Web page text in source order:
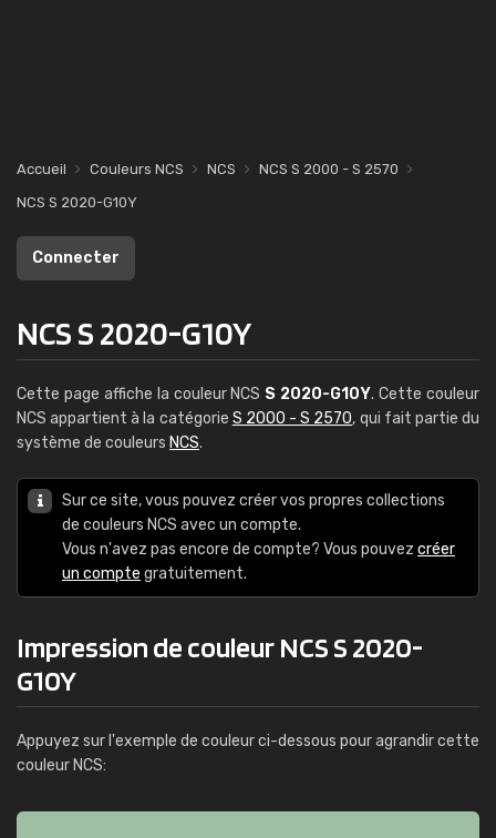
Accueil Couleurs NCS NCS
NCS S 2000 - S 2570
NCS S 2020-G10Y
Connecter
NCS S 2020-G10Y
Cette page affiche la couleur NCS S 2020-G10Y. Cette couleur
NCS appartient à la catégorie S 2000 - S 2570, qui fait partie du
système de couleurs NCS.
Sur ce site, vous pouvez créer vos propres collections
de couleurs NCS avec un compte.
Vous n'avez pas encore de compte? Vous pouvez créer
un compte gratuitement.
Impression de couleur NCS S 2020-
G10Y
Appuyez sur l'exemple de couleur ci-dessous pour agrandir cette
couleur NCS: